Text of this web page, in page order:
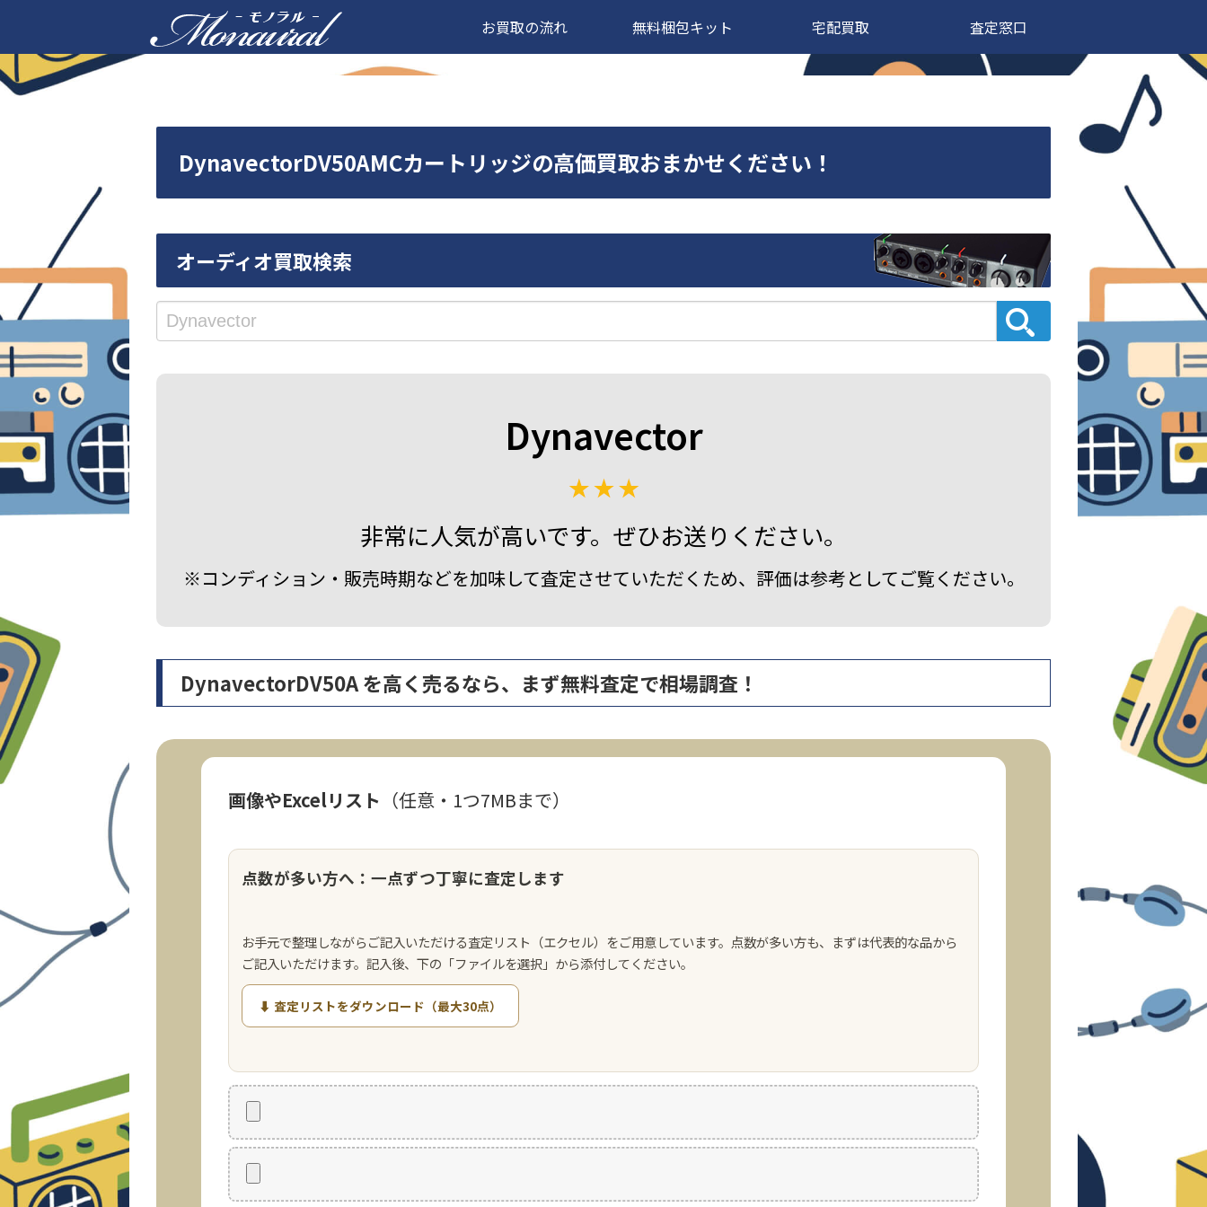
お買取の流れ 無料梱包キット 宅配買取 査定窓口
DynavectorDV50AMCカートリッジの高価買取おまかせください！
オーディオ買取検索
Dynavector
非常に人気が高いです。ぜひお送りください。
※コンディション・販売時期などを加味して査定させていただくため、評価は参考としてご覧ください。
DynavectorDV50A を高く売るなら、まず無料査定で相場調査！
画像やExcelリスト （任意・1つ7MBまで）
点数が多い方へ：一点ずつ丁寧に査定します
お手元で整理しながらご記入いただける査定リスト（エクセル）をご用意しています。点数が多い方も、まずは代表的な品から
ご記入いただけます。記入後、下の「ファイルを選択」から添付してください。
⬇ 査定リストをダウンロード（最大30点）